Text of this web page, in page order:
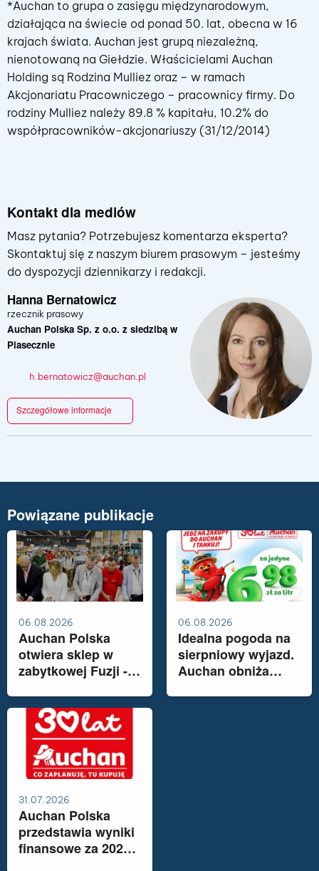
*Auchan to grupa o zasięgu międzynarodowym,
działająca na świecie od ponad 50. lat, obecna w 16
krajach świata. Auchan jest grupą niezależną,
nienotowaną na Giełdzie. Właścicielami Auchan
Holding są Rodzina Mulliez oraz – w ramach
Akcjonariatu Pracowniczego – pracownicy firmy. Do
rodziny Mulliez należy 89.8 % kapitału, 10.2% do
współpracowników-akcjonariuszy (31/12/2014)
Kontakt dla mediów
Masz pytania? Potrzebujesz komentarza eksperta?
Skontaktuj się z naszym biurem prasowym – jesteśmy
do dyspozycji dziennikarzy i redakcji.
Hanna Bernatowicz
rzecznik prasowy
Auchan Polska Sp. z o.o. z siedzibą w
Piasecznie
h.bernatowicz@auchan.pl
Szczegółowe informacje
Powiązane publikacje
06.08.2026
Auchan Polska
otwiera sklep w
zabytkowej Fuzji -
Łodzi
06.08.2026
Idealna pogoda na
sierpniowy wyjazd.
Auchan obniża
31.07.2026
Auchan Polska
przedstawia wyniki
finansowe za 2025